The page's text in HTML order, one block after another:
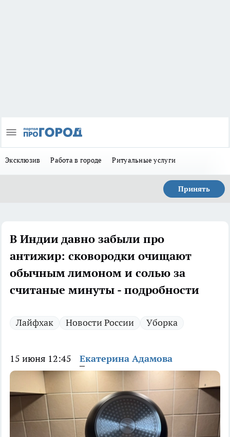
Эксклюзив Работа в городе Ритуальные услуги
Принять
В Индии давно забыли про
антижир: сковородки очищают
обычным лимоном и солью за
считаные минуты - подробности
Лайфхак Новости России Уборка
15 июня 12:45 Екатерина Адамова